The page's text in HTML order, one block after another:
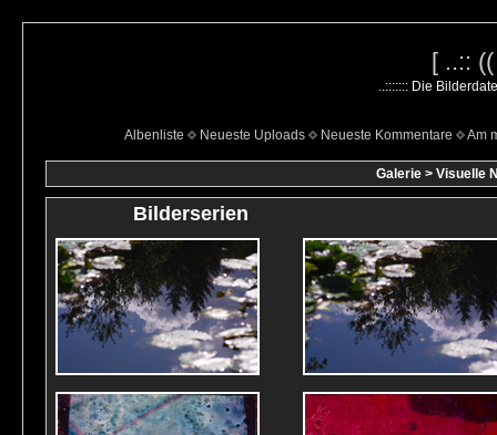
[ ..::
..::::::: Die
Albenliste
Neueste Uploads Neueste Kommentare Am
Galerie > Visuelle
Bilderserien